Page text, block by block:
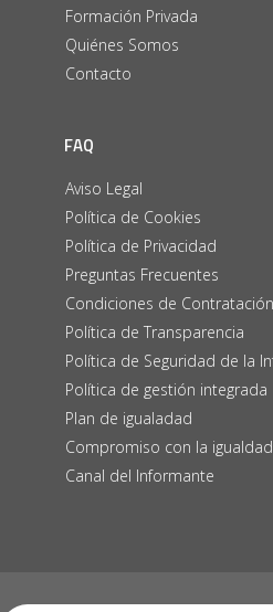
Formación Privada
Quiénes Somos
Contacto
FAQ
Aviso Legal
Política de Cookies
Política de Privacidad
Preguntas Frecuentes
Condiciones de Contratación
Política de Transparencia
Política de Seguridad de la
Política de gestión integrada
Plan de igualadad
Compromiso con la
Canal del Informante